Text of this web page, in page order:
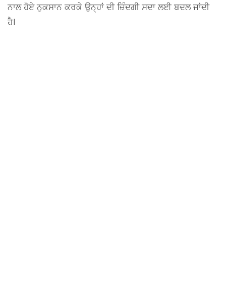
ਨਾਲ ਹੋਏ ਨੁਕਸਾਨ ਕਰਕੇ ਉਨ੍ਹਾਂ ਦੀ ਜ਼ਿੰਦਗੀ ਸਦਾ ਲਈ ਬਦਲ ਜਾਂਦੀ
ਹੈ।